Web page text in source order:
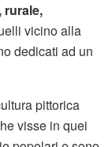
rurale,
vicino alla
dedicati ad un
pittorica
visse in quei